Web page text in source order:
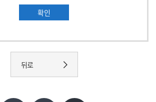
확인
뒤로